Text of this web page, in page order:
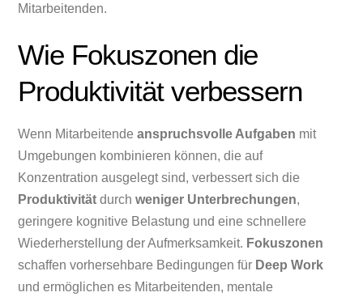
Mitarbeitenden.
Wie Fokuszonen die
Produktivität verbessern
Wenn Mitarbeitendeanspruchsvolle Aufgaben mit
Umgebungen kombinieren können, die auf
Konzentration ausgelegt sind, verbessert sich die
Produktivität durchweniger Unterbrechungen,
geringere kognitive Belastung und eine schnellere
Wiederherstellung der Aufmerksamkeit. Fokuszonen
schaffen vorhersehbare Bedingungen für Deep Work
und ermöglichen es Mitarbeitenden, mentale